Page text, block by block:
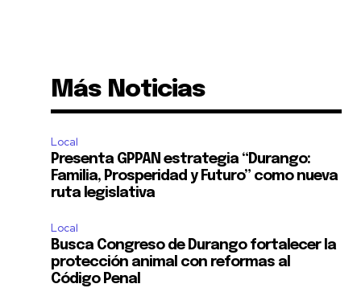
Más Noticias
Local
Presenta GPPAN estrategia “Durango:
Familia, Prosperidad y Futuro” como nueva
ruta legislativa
Local
Busca Congreso de Durango fortalecer la
protección animal con reformas al
Código Penal